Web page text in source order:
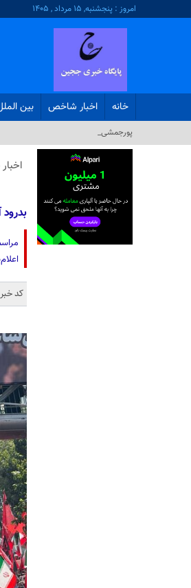
امروز : پنجشنبه, ۱۵ مرداد , ۱۴۰۵
خانه اخبار شاخص بین
پورجمشیدیان: ۲ میلیون و ۸۲۸ ه_
کد خبر :